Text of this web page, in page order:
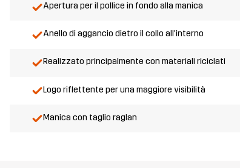
Apertura per il pollice in fondo alla manica
Anello di aggancio dietro il collo all'interno
Realizzato principalmente con materiali riciclati
Logo riflettente per una maggiore visibilità
Manica con taglio raglan